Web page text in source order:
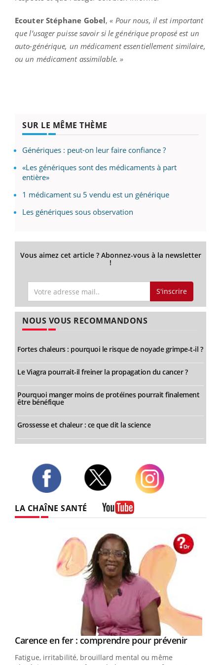
Ecouter Stéphane Gobel,« Pour nous, il est important
que l’usager puisse savoir si le générique proposé est un
auto-générique, un médicament essentiellement similaire,
ou un médicament assimilable. »
SUR LE MÊME THÈME
Génériques : peut-on leur faire confiance ?
«Les génériques sont des médicaments à part
entière»
1 médicament su 5 vendu est un générique
Les génériques sous observation
Vous aimez cet article ? Abonnez-vous à la newsletter
!
S'inscrire
NOUS VOUS RECOMMANDONS
Fortes chaleurs : pourquoi le risque de noyade grimpe-t-il ?
Le Viagra pourrait-il freiner la propagation du cancer ?
Pourquoi manger moins de protéines pourrait finalement
être bénéfique
Grossesse et chaleur : ce que dit la science
LA CHAÎNE SANTÉ
Youtube
Carence en fer : comprendre pour prévenirYoutube
Fatigue, irritabilité, brouillard mental ou même